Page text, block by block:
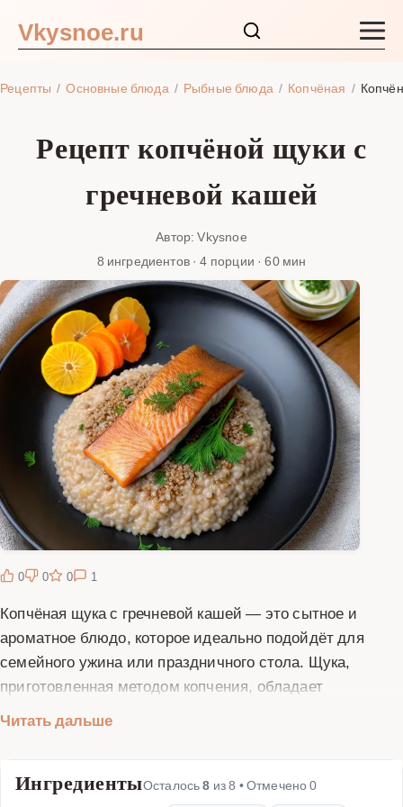
Vkysnoe.ru
Рецепты Основные блюда Рыбные блюда Копчёная
Рецепт копчёной щуки с
гречневой кашей
Автор: Vkysnoe
8 ингредиентов · 4 порции · 60 мин
0 0 0 1
Копчёная щука с гречневой кашей — это сытное и
ароматное блюдо, которое идеально подойдёт для
семейного ужина или праздничного стола. Щука,
приготовленная методом копчения, обладает
каша дополняет её своей питательностью и лёгкой
понадобится свежая щука, гречневая крупа, лук,
Читать дальше
ИнгредиентыОсталось8 из8 • Отмечено0